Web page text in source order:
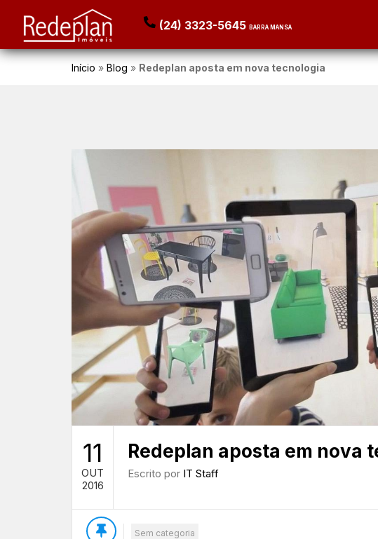
(24) 3323-5645BARRA MANSA
Início » Blog » Redeplan aposta em nova tecnologia
11
OUT
2016
Redeplan aposta em nova
Escrito por IT Staff
Sem categoria